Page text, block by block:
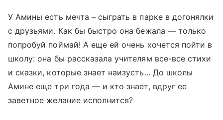
У Амины есть мечта – сыграть в парке в догонялки
с друзьями. Как бы быстро она бежала — только
попробуй поймай! А еще ей очень хочется пойти в
школу: она бы рассказала учителям все-все стихи
и сказки, которые знает наизусть... До школы
Амине еще три года — и кто знает, вдруг ее
заветное желание исполнится?